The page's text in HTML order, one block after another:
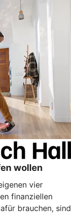
wollen
vier
finanziellen
brauchen, sind